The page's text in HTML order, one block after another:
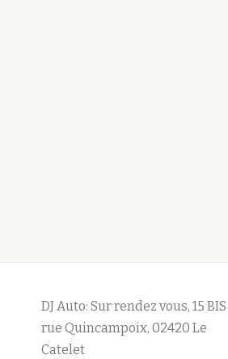
DJ Auto: Sur rendez vous, 15 BIS
rue Quincampoix, 02420 Le
Catelet